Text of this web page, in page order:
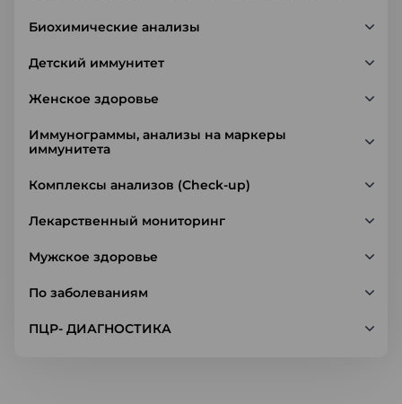
Биохимические анализы
Детский иммунитет
Женское здоровье
Иммунограммы, анализы на маркеры
иммунитета
Комплексы анализов (Check-up)
Лекарственный мониторинг
Мужское здоровье
По заболеваниям
ПЦР- ДИАГНОСТИКА